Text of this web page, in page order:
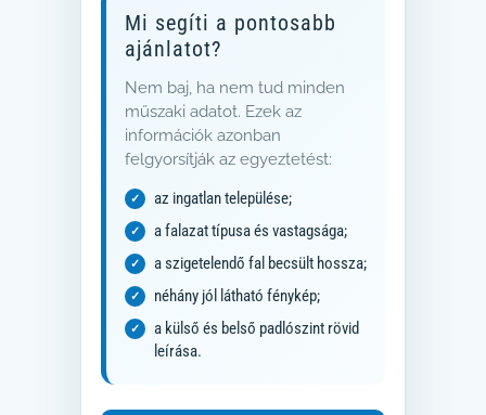
Mi segíti a pontosabb
ajánlatot?
Nem baj, ha nem tud minden
műszaki adatot. Ezek az
információk azonban
felgyorsítják az egyeztetést:
az ingatlan települése;
a falazat típusa és vastagsága;
a szigetelendő fal becsült hossza;
néhány jól látható fénykép;
a külső és belső padlószint rövid
leírása.